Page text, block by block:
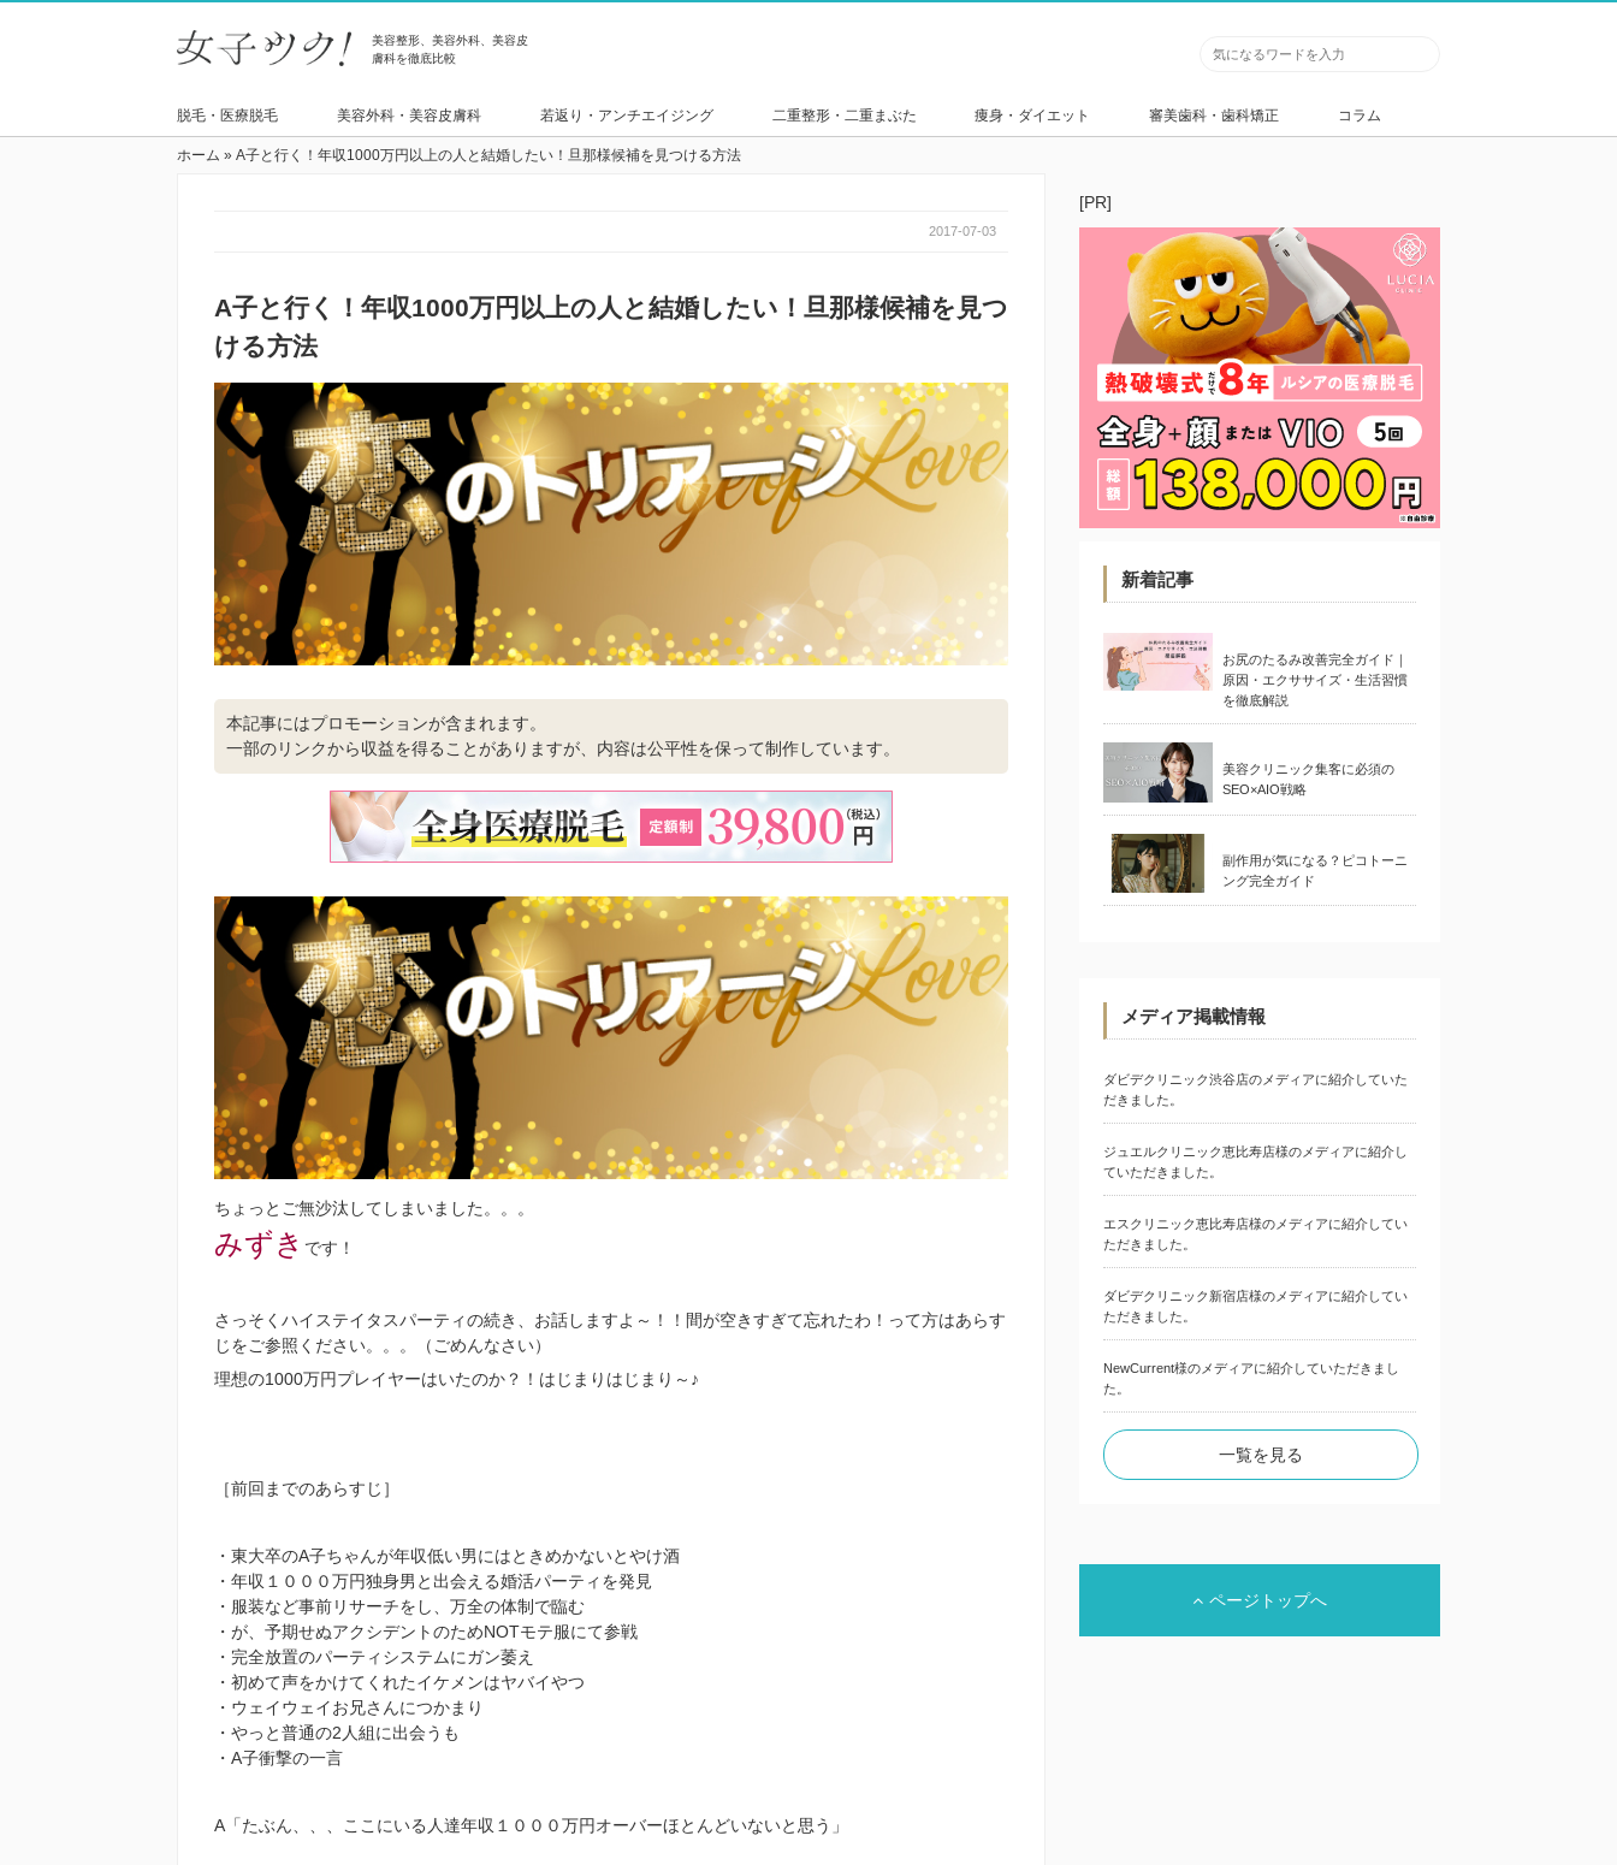
美容整形、美容外科、美容皮
膚科を徹底比較
脱毛・医療脱毛 美容外科・美容皮膚科 若返り・アンチエイジング 二重整形・二重まぶた 痩身・ダイエット 審美歯科・歯科矯正 コラム
ホーム » A子と行く！年収1000万円以上の人と結婚したい！旦那様候補を見つける方法
2017-07-03
A子と行く！年収1000万円以上の人と結婚したい！旦那様候補を見つ
ける方法
本記事にはプロモーションが含まれます。
一部のリンクから収益を得ることがありますが、内容は公平性を保って制作しています。
ちょっとご無沙汰してしまいました。。。
みずき です！
さっそくハイステイタスパーティの続き、お話しますよ～！！間が空きすぎて忘れたわ！って方はあらす
じをご参照ください。。。（ごめんなさい）
理想の1000万円プレイヤーはいたのか？！はじまりはじまり～♪
［前回までのあらすじ］
・東大卒のA子ちゃんが年収低い男にはときめかないとやけ酒
・年収１０００万円独身男と出会える婚活パーティを発見
・服装など事前リサーチをし、万全の体制で臨む
・が、予期せぬアクシデントのためNOTモテ服にて参戦
・完全放置のパーティシステムにガン萎え
・初めて声をかけてくれたイケメンはヤバイやつ
・ウェイウェイお兄さんにつかまり
・やっと普通の2人組に出会うも
・A子衝撃の一言
A「たぶん、、、ここにいる人達年収１０００万円オーバーほとんどいないと思う」
[PR]
新着記事
お尻のたるみ改善完全ガイド｜
原因・エクササイズ・生活習慣
を徹底解説
美容クリニック集客に必須の
SEO×AIO戦略
副作用が気になる？ピコトーニ
ング完全ガイド
メディア掲載情報
ダビデクリニック渋谷店のメディアに紹介していた
だきました。
ジュエルクリニック恵比寿店様のメディアに紹介し
ていただきました。
エスクリニック恵比寿店様のメディアに紹介してい
ただきました。
ダビデクリニック新宿店様のメディアに紹介してい
ただきました。
NewCurrent様のメディアに紹介していただきまし
た。
一覧を見る
ページトップへ